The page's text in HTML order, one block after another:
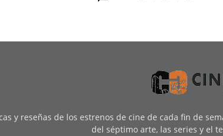
y reseñas de los estrenos de cine de cada fin de
del séptimo arte, las series y el